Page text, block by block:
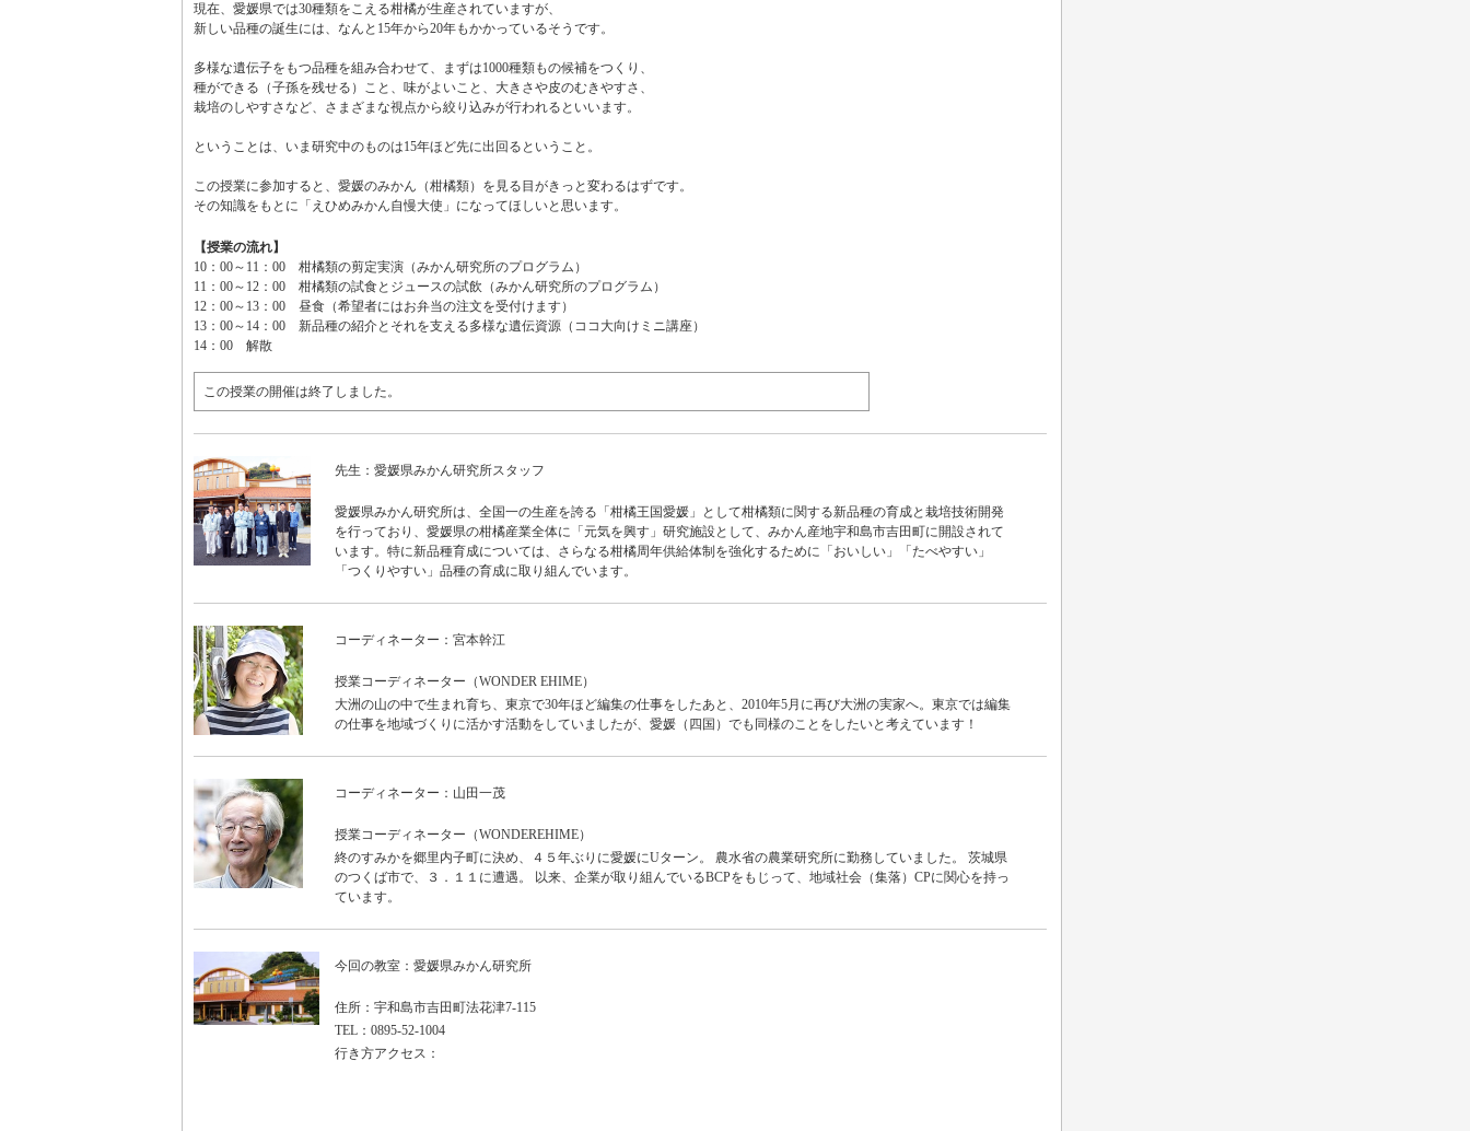
現在、愛媛県では30種類をこえる柑橘が生産されていますが、
新しい品種の誕生には、なんと15年から20年もかかっているそうです。
多様な遺伝子をもつ品種を組み合わせて、まずは1000種類もの候補をつくり、
種ができる（子孫を残せる）こと、味がよいこと、大きさや皮のむきやすさ、
栽培のしやすさなど、さまざまな視点から絞り込みが行われるといいます。
ということは、いま研究中のものは15年ほど先に出回るということ。
この授業に参加すると、愛媛のみかん（柑橘類）を見る目がきっと変わるはずです。
その知識をもとに「えひめみかん自慢大使」になってほしいと思います。
【授業の流れ】
10：00～11：00 柑橘類の剪定実演（みかん研究所のプログラム）
11：00～12：00 柑橘類の試食とジュースの試飲（みかん研究所のプログラム）
12：00～13：00 昼食（希望者にはお弁当の注文を受付けます）
13：00～14：00 新品種の紹介とそれを支える多様な遺伝資源（ココ大向けミニ講座）
14：00 解散
この授業の開催は終了しました。
先生：愛媛県みかん研究所スタッフ
愛媛県みかん研究所は、全国一の生産を誇る「柑橘王国愛媛」として柑橘類に関する新品種の育成と栽培技術開発
を行っており、愛媛県の柑橘産業全体に「元気を興す」研究施設として、みかん産地宇和島市吉田町に開設されて
います。特に新品種育成については、さらなる柑橘周年供給体制を強化するために「おいしい」「たべやすい」
「つくりやすい」品種の育成に取り組んでいます。
コーディネーター：宮本幹江
授業コーディネーター（WONDER EHIME）
大洲の山の中で生まれ育ち、東京で30年ほど編集の仕事をしたあと、2010年5月に再び大洲の実家へ。東京では編集
の仕事を地域づくりに活かす活動をしていましたが、愛媛（四国）でも同様のことをしたいと考えています！
コーディネーター：山田一茂
授業コーディネーター（WONDEREHIME）
終のすみかを郷里内子町に決め、４５年ぶりに愛媛にUターン。 農水省の農業研究所に勤務していました。 茨城県
のつくば市で、３．１１に遭遇。 以来、企業が取り組んでいるBCPをもじって、地域社会（集落）CPに関心を持っ
ています。
今回の教室：愛媛県みかん研究所
住所：宇和島市吉田町法花津7-115
TEL：0895-52-1004
行き方アクセス：